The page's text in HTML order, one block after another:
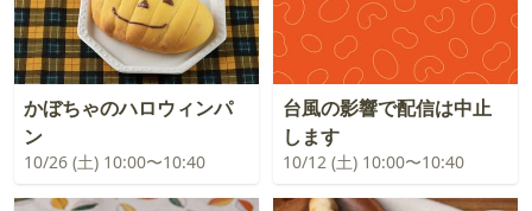
かぼちゃのハロウィンパ
ン
10/26 (土) 10:00〜10:40
台風の影響で配信は中止
します
10/12 (土) 10:00〜10:40